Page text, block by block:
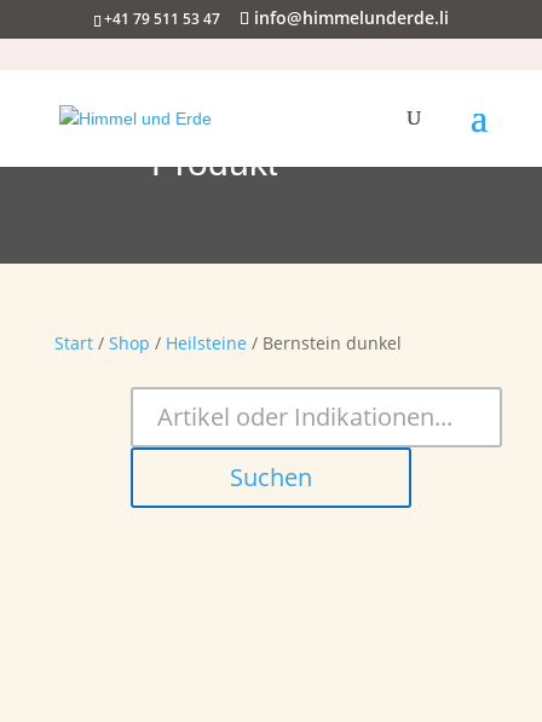
+41 79 511 53 47 info@himmelunderde.li
Produkt
Start/ Shop / Heilsteine / Bernstein dunkel
Suchen